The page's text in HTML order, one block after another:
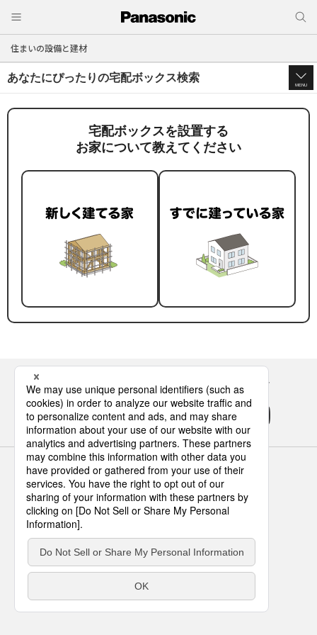
住まいの設備と建材
あなたにぴったりの宅配ボックス検索
MENU
宅配ボックスを設置する
お家について教えてください
Panasonicの住まい・くらし SNSアカウント
サイトのご利用にあたって
クッキーポリシー
個人情報保護方針
パナソニック ホールディングス
Area/Country
パナソニック ハウジングソリューションズ株式会社